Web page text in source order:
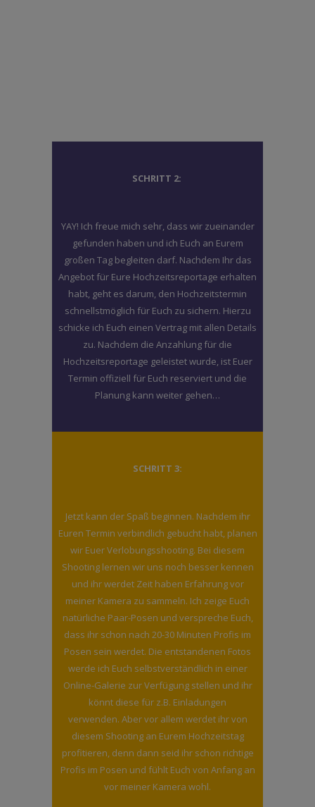
SCHRITT 2:
YAY! Ich freue mich sehr, dass wir zueinander
gefunden haben und ich Euch an Eurem
großen Tag begleiten darf. Nachdem Ihr das
Angebot für Eure Hochzeitsreportage erhalten
habt, geht es darum, den Hochzeitstermin
schnellstmöglich für Euch zu sichern. Hierzu
schicke ich Euch einen Vertrag mit allen Details
zu. Nachdem die Anzahlung für die
Hochzeitsreportage geleistet wurde, ist Euer
Termin offiziell für Euch reserviert und die
Planung kann weiter gehen…
SCHRITT 3:
Jetzt kann der Spaß beginnen. Nachdem ihr
Euren Termin verbindlich gebucht habt, planen
wir Euer Verlobungsshooting. Bei diesem
Shooting lernen wir uns noch besser kennen
und ihr werdet Zeit haben Erfahrung vor
meiner Kamera zu sammeln. Ich zeige Euch
natürliche Paar-Posen und verspreche Euch,
dass ihr schon nach 20-30 Minuten Profis im
Posen sein werdet. Die entstandenen Fotos
werde ich Euch selbstverständlich in einer
Online-Galerie zur Verfügung stellen und ihr
könnt diese für z.B. Einladungen
verwenden. Aber vor allem werdet ihr von
diesem Shooting an Eurem Hochzeitstag
profitieren, denn dann seid ihr schon richtige
Profis im Posen und fühlt Euch von Anfang an
vor meiner Kamera wohl.